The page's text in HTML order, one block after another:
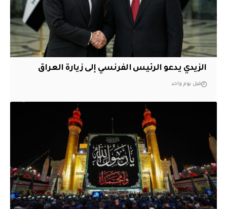
الزيدي يدعو الرئيس الفرنسي إلى زيارة العراق
قبل يوم واحد